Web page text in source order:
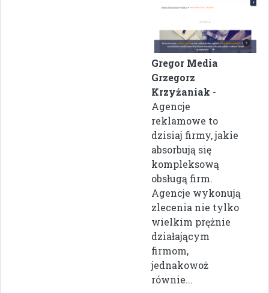
Gregor Media
Grzegorz
Krzyżaniak -
Agencje
reklamowe to
dzisiaj firmy, jakie
absorbują się
kompleksową
obsługą firm.
Agencje wykonują
zlecenia nie tylko
wielkim prężnie
działającym
firmom,
jednakowoż
równie...